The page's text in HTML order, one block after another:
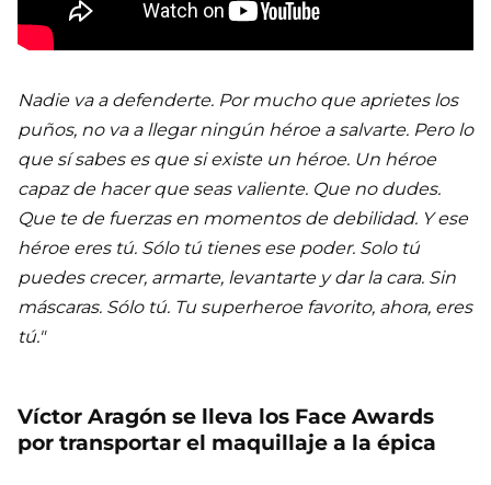
Nadie va a defenderte. Por mucho que aprietes los
puños, no va a llegar ningún héroe a salvarte. Pero lo
que sí sabes es que si existe un héroe. Un héroe
capaz de hacer que seas valiente. Que no dudes.
Que te de fuerzas en momentos de debilidad. Y ese
héroe eres tú. Sólo tú tienes ese poder. Solo tú
puedes crecer, armarte, levantarte y dar la cara. Sin
máscaras. Sólo tú. Tu superheroe favorito, ahora, eres
tú."
Víctor Aragón se lleva los Face Awards
por transportar el maquillaje a la épica